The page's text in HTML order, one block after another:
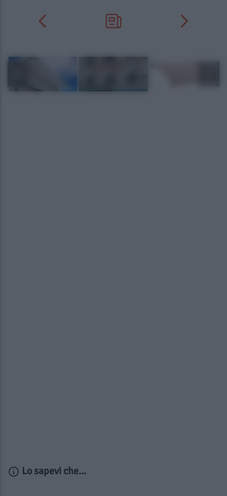
Lo sapevi che...